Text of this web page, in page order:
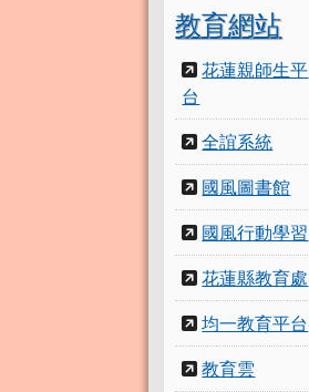
教育網站
花蓮親師生平
台
全誼系統
國風圖書館
國風行動學習
花蓮縣教育處
均一教育平台
教育雲